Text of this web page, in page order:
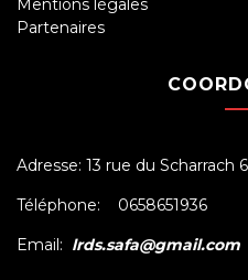
Mentions légales
Partenaires
Adresse: 13 rue du Scharrach
Téléphone: 0658651936
Email: lrds.safa@gmail.com